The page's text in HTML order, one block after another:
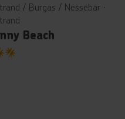
/ Burgas / Nessebar ∙
Beach